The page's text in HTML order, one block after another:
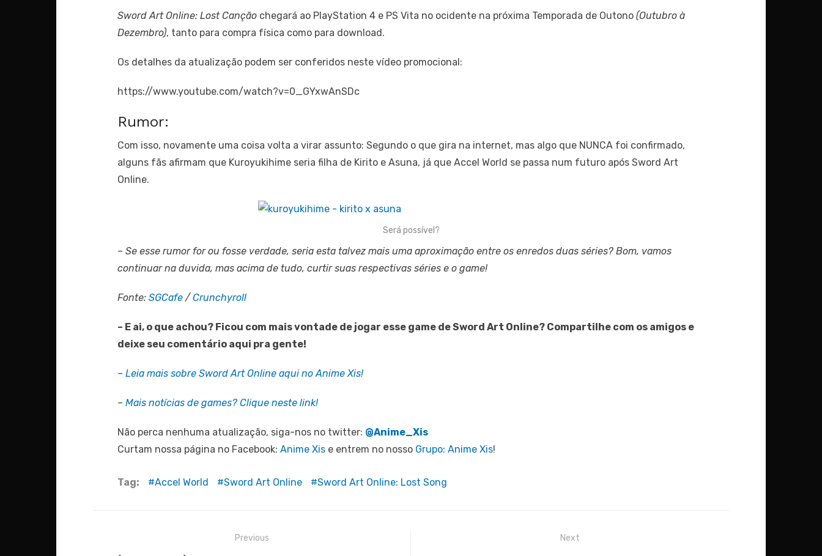
Sword Art Online: Lost Canção chegará ao PlayStation 4 e PS Vita no ocidente na próxima Temporada de Outono (Outubro à
Dezembro), tanto para compra física como para download.
Os detalhes da atualização podem ser conferidos neste vídeo promocional:
https://www.youtube.com/watch?v=0_GYxwAnSDc
Rumor:
Com isso, novamente uma coisa volta a virar assunto: Segundo o que gira na internet, mas algo que NUNCA foi confirmado,
alguns fãs afirmam que Kuroyukihime seria filha de Kirito e Asuna, já que Accel World se passa num futuro após Sword Art
Online.
Será possível?
– Se esse rumor for ou fosse verdade, seria esta talvez mais uma aproximação entre os enredos duas séries? Bom, vamos
continuar na duvida, mas acima de tudo, curtir suas respectivas séries e o game!
Fonte: SGCafe /Crunchyroll
– E ai, o que achou? Ficou com mais vontade de jogar esse game de Sword Art Online? Compartilhe com os amigos e
deixe seu comentário aqui pra gente!
– Leia mais sobre Sword Art Online aqui no Anime Xis!
– Mais notícias de games? Clique neste link!
Não perca nenhuma atualização, siga-nos no twitter: @Anime_Xis
Curtam nossa página no Facebook: Anime Xis e entrem no nosso Grupo: Anime Xis!
Tag: Accel World Sword Art Online Sword Art Online: Lost Song
Previous Next